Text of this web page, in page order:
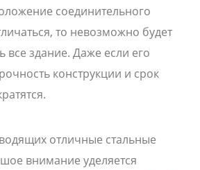
соединительного
то невозможно будет
все здание. Даже если его
конструкции и срок
отличные стальные
внимание уделяется